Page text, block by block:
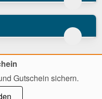
Gutschein sichern.